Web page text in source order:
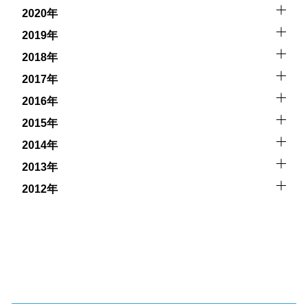
2020年
2019年
2018年
2017年
2016年
2015年
2014年
2013年
2012年